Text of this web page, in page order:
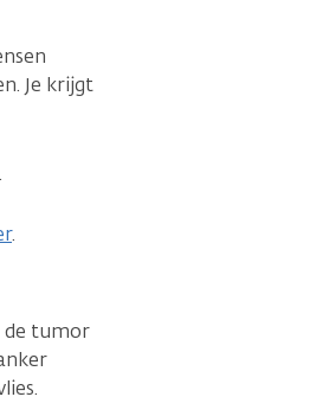
Je krijgt
.
de tumor